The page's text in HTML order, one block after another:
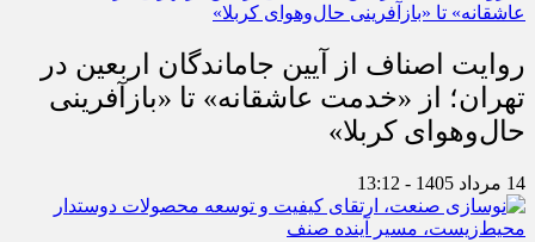
روایت اصناف از آیین جاماندگان اربعین در
تهران؛ از «خدمت عاشقانه» تا «بازآفرینی
حال‌وهوای کربلا»
14 مرداد 1405 - 13:12